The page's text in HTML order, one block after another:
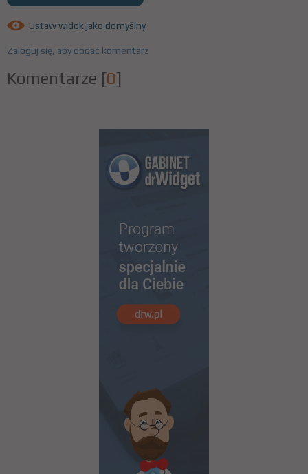
Ustaw widok jako domyślny
Zaloguj się, aby dodać komentarz
Komentarze [0]